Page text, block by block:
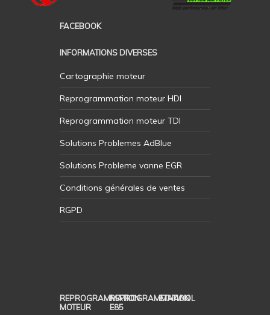
FACEBOOK
INFORMATIONS DIVERSES
Cartographie moteur
Reprogrammation moteur HDI
Reprogrammation moteur TDI
Solutions Problemes AdBlue
Solutions Probleme vanne EGR
Conditions générales de ventes
RGPD
REPROGRAMMATION
MOTEUR
REPROGRAMMATION
E85
ETHANOL